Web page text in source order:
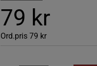
79 kr
Ord.pris 79 kr